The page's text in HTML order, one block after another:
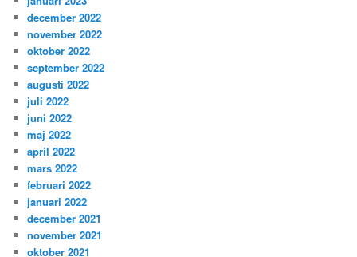
december 2022
november 2022
oktober 2022
september 2022
augusti 2022
juli 2022
juni 2022
maj 2022
april 2022
mars 2022
februari 2022
januari 2022
december 2021
november 2021
oktober 2021